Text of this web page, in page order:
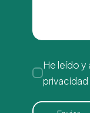
He leído
privacidad